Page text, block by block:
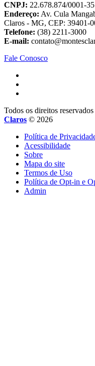
CNPJ: 22.678.874/0001-35
Endereço: Av. Cula
Claros - MG, CEP: 39401-
Telefone: (38) 2211-3000
E-mail:
Fale Conosco
Todos os direitos reservados
Claros © 2026
Política de
Acessibilidade
Sobre
Mapa do site
Termos de Uso
Política de Opt-in e
Admin